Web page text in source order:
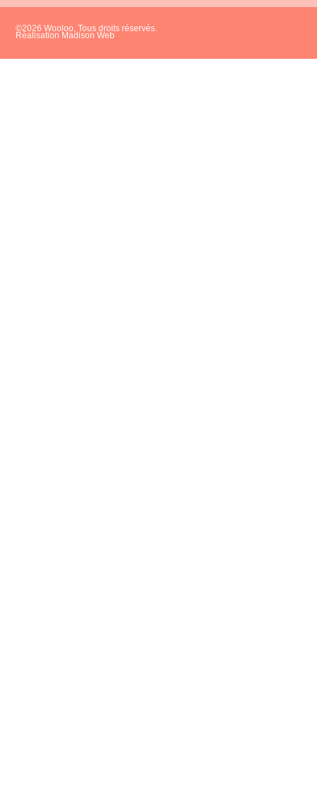
©2026 Wooloo, Tous droits réservés.
Réalisation Madison Web